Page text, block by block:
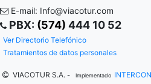
E-mail: Info@viacotur.com
PBX: (574) 444 10 52
Ver Directorio Telefónico
Tratamientos de datos personales
VIACOTUR S.A. - Implementado